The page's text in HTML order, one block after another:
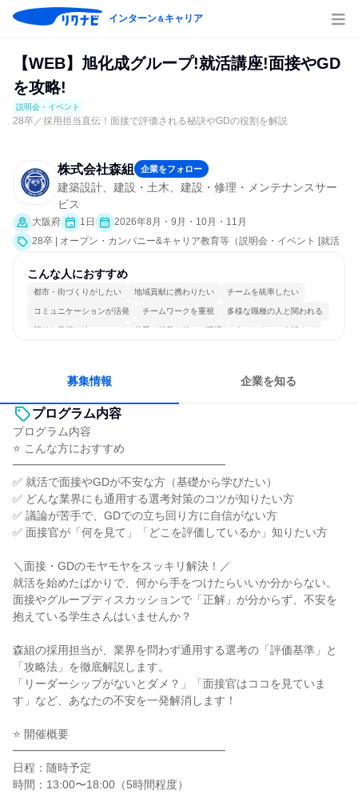
インターン＆キャリア
【WEB】旭化成グループ!就活講座!面接やGD
を攻略!
説明会・イベント
28卒／採用担当直伝！面接で評価される秘訣やGDの役割を解説
株式会社森組 企業をフォロー
建築設計、建設・土木、建設・修理・メンテナンスサー
ビス
大阪府 1日
2026年8月・9月・10月・11月
28卒 | オープン・カンパニー&キャリア教育等（説明会・イベント [就活
こんな人におすすめ
都市・街づくりがしたい 地域貢献に携わりたい チームを統率したい
コミュニケーションが活発 チームワークを重視 多様な職種の人と関われる
明確な目標を追いかける 若手が裁量を持てる環境 人とたくさん会話する
募集情報 企業を知る
プログラム内容
プログラム内容
⭐ こんな方におすすめ
━━━━━━━━━━━━━━━━━━━
✅ 就活で面接やGDが不安な方（基礎から学びたい）
✅ どんな業界にも通用する選考対策のコツが知りたい方
✅ 議論が苦手で、GDでの立ち回り方に自信がない方
✅ 面接官が「何を見て」「どこを評価しているか」知りたい方
＼面接・GDのモヤモヤをスッキリ解決！／
就活を始めたばかりで、何から手をつけたらいいか分からない。
面接やグループディスカッションで「正解」が分からず、不安を
抱えている学生さんはいませんか？
森組の採用担当が、業界を問わず通用する選考の「評価基準」と
「攻略法」を徹底解説します。
「リーダーシップがないとダメ？」「面接官はココを見ていま
す」など、あなたの不安を一発解消します！
⭐ 開催概要
━━━━━━━━━━━━━━━━━━━
日程：随時予定
時間：13:00〜18:00（5時間程度）